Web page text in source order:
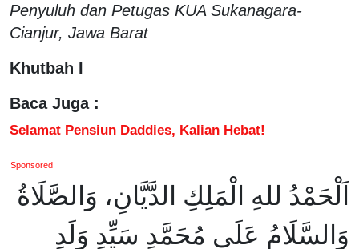
Penyuluh dan Petugas KUA Sukanagara-
Cianjur, Jawa Barat
Khutbah I
Baca Juga :
Selamat Pensiun Daddies, Kalian Hebat!
Sponsored
اَلْحَمْدُ للهِ الْمَلِكِ الدَّيَّانِ، وَالصَّلَاةُ
وَالسَّلَامُ عَلَى مُحَمَّدٍ سَيِّدِ وَلَدِ